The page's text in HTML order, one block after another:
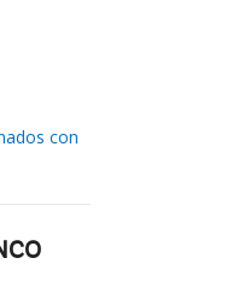
con